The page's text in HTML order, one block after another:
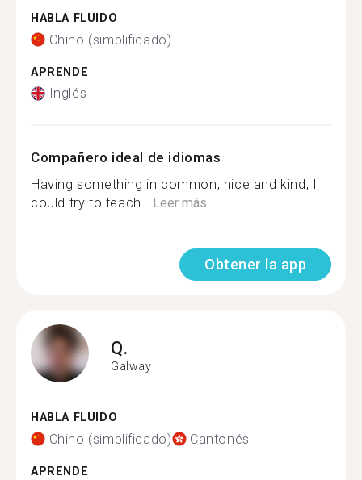
HABLA FLUIDO
Chino (simplificado)
APRENDE
Inglés
Compañero ideal de idiomas
Having something in common, nice and kind, I
could try to teach...Leer más
Obtener la app
Q.
Galway
HABLA FLUIDO
Chino (simplificado) Cantonés
APRENDE